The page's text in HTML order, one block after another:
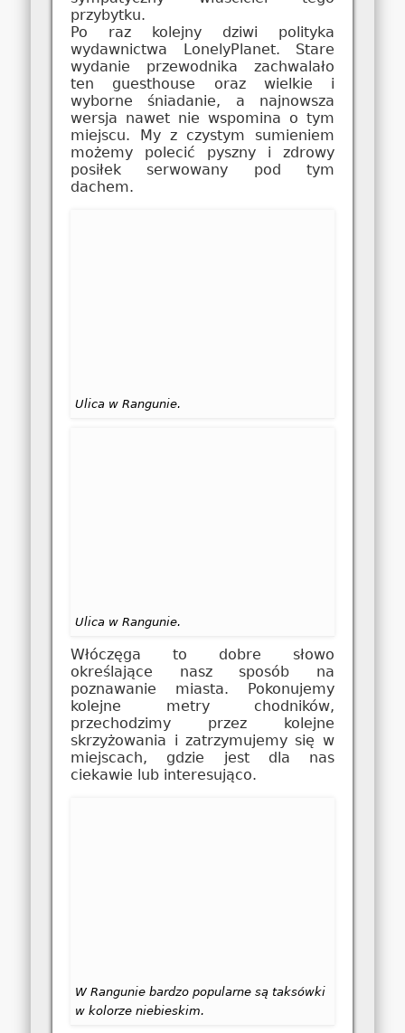
przybytku.
Po raz kolejny dziwi polityka
wydawnictwa LonelyPlanet. Stare
wydanie przewodnika zachwalało
ten guesthouse oraz wielkie i
wyborne śniadanie, a najnowsza
wersja nawet nie wspomina o tym
miejscu. My z czystym sumieniem
możemy polecić pyszny i zdrowy
posiłek serwowany pod tym
dachem.
Ulica w Rangunie.
Ulica w Rangunie.
Włóczęga to dobre słowo
określające nasz sposób na
poznawanie miasta. Pokonujemy
kolejne metry chodników,
przechodzimy przez kolejne
skrzyżowania i zatrzymujemy się w
miejscach, gdzie jest dla nas
ciekawie lub interesująco.
W Rangunie bardzo popularne są taksówki
w kolorze niebieskim.